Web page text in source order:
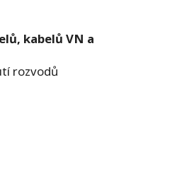
kabelů VN a
rozvodů